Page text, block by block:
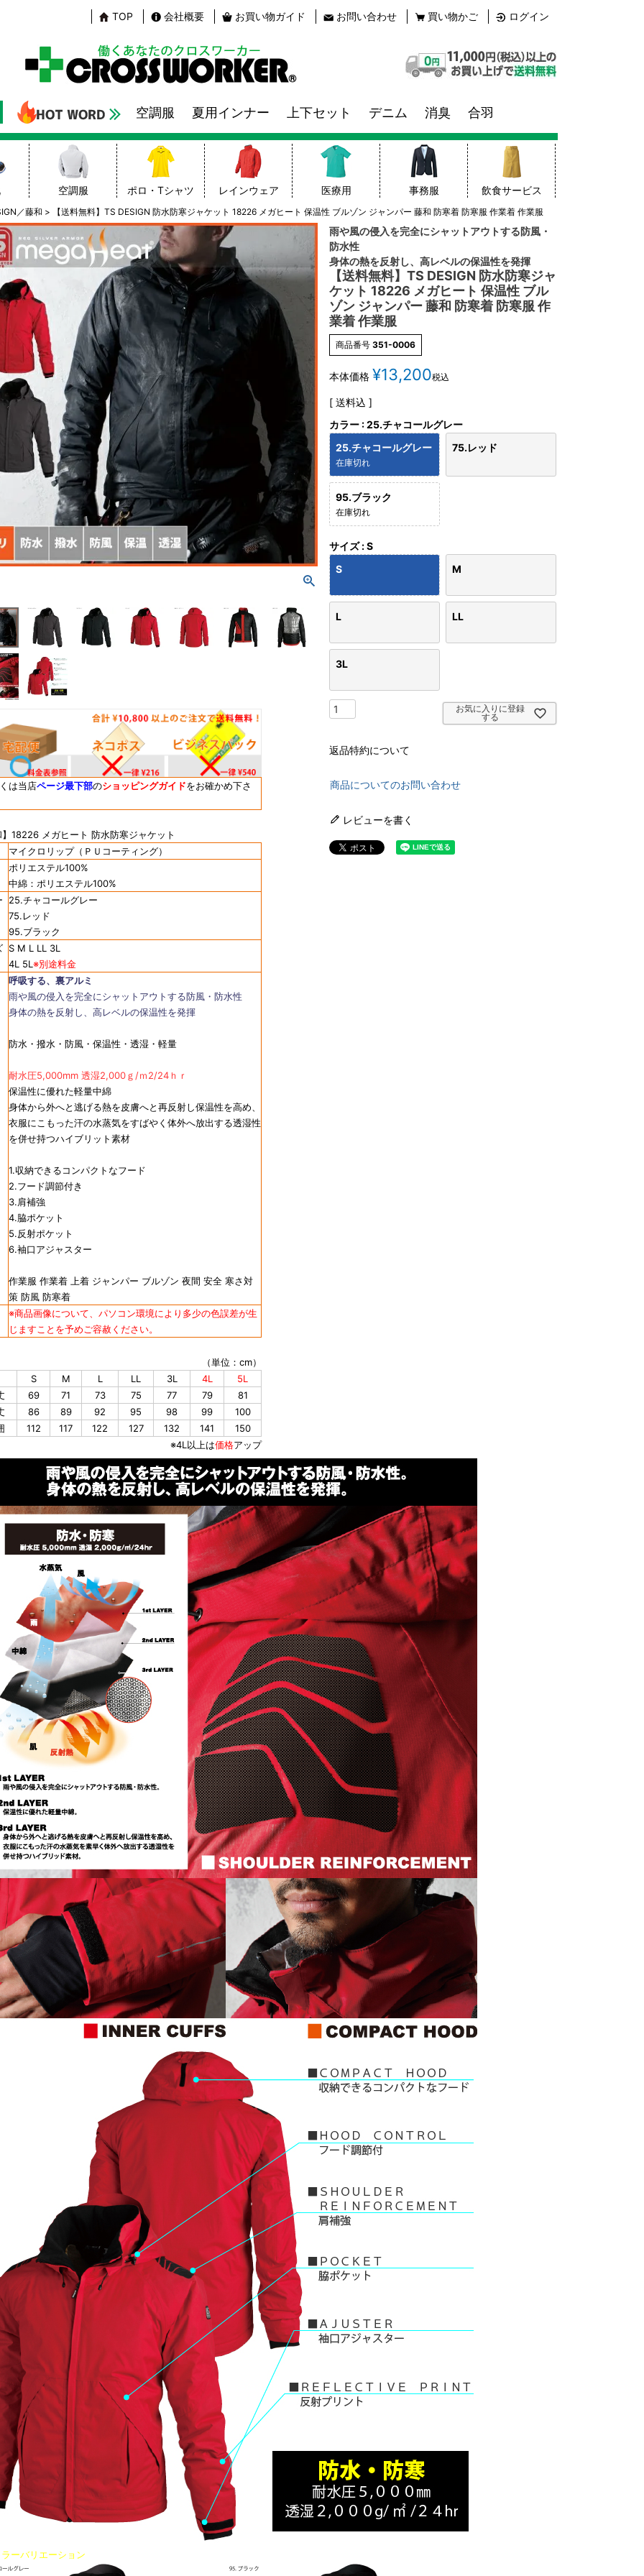
TOP 会社概要 お買い物ガイド お問い合わせ 買い物かご ログイン
空調服 夏用インナー 上下セット デニム 消臭 合羽
空調服 ポロ・Tシャツ レインウェア 医療用 事務服 飲食サービス
／藤和 【送料無料】TS DESIGN 防水防寒ジャケット 18226 メガヒート 保温性 ブルゾン ジャンパー 藤和 防寒着 防寒服 作業着 作業服
は当店ページ最下部のショッピングガイドをお確かめ下さ
18226 メガヒート 防水防寒ジャケット
マイクロリップ（ＰＵコーティング）
ポリエステル100%
中綿：ポリエステル100%
25.チャコールグレー
75.レッド
95.ブラック
S M L LL 3L
4L 5L ※別途料金
呼吸する、裏アルミ
雨や風の侵入を完全にシャットアウトする防風・防水性
身体の熱を反射し、高レベルの保温性を発揮
防水・撥水・防風・保温性・透湿・軽量
耐水圧5,000mm 透湿2,000ｇ/ｍ2/24ｈｒ
保温性に優れた軽量中綿
身体から外へと逃げる熱を皮膚へと再反射し保温性を高め、
衣服にこもった汗の水蒸気をすばやく体外へ放出する透湿性
を併せ持つハイブリット素材
1.収納できるコンパクトなフード
2.フード調節付き
3.肩補強
4.脇ポケット
5.反射ポケット
6.袖口アジャスター
作業服 作業着 上着 ジャンパー ブルゾン 夜間 安全 寒さ対
策 防風 防寒着
※商品画像について、パソコン環境により多少の色誤差が生
じますことを予めご容赦ください。
（単位：cm）
S
M L LL 3L 4L
5L
69 71 73 75 77 79
81
86 89 92 95 98 99
100
112 117 122 127 132 141
150
※4L以上は価格アップ
雨や風の侵入を完全にシャットアウトする防風・
防水性
身体の熱を反射し、高レベルの保温性を発揮
【送料無料】TS DESIGN 防水防寒ジャ
ケット 18226 メガヒート 保温性 ブル
ゾン ジャンパー 藤和 防寒着 防寒服 作
業着 作業服
商品番号 351-0006
本体価格 ¥13,200税込
送料込
カラー 25.チャコールグレー
25.チャコールグレー
在庫切れ
75.レッド
95.ブラック
在庫切れ
サイズ S
S
M
L LL
3L
お気に入りに登録
する
返品特約について
商品についてのお問い合わせ
レビューを書く
バリエーション